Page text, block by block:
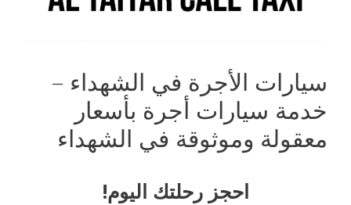
سيارات الأجرة في الشهداء –
خدمة سيارات أجرة بأسعار
معقولة وموثوقة في الشهداء
احجز رحلتك اليوم!